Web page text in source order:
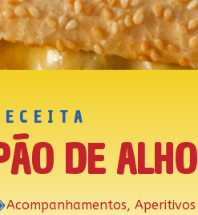
DE ALHO
Acompanhamentos, Aperitivos